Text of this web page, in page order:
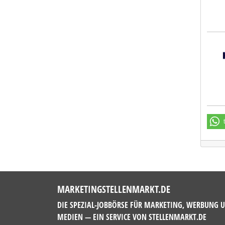
MARKETINGSTELLENMARKT.DE
DIE SPEZIAL-JOBBÖRSE FÜR MARKETING, WERBUNG
MEDIEN — EIN SERVICE VON STELLENMARKT.DE